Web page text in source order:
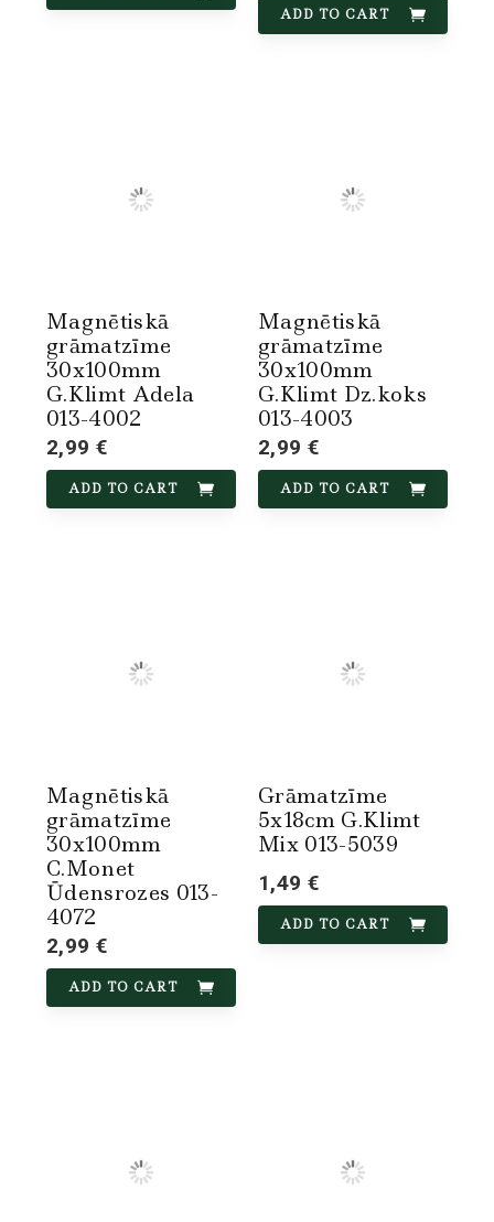
ADD TO CART
Magnētiskā
grāmatzīme
30x100mm
G.Klimt Adela
013-4002
2,99 €
ADD TO CART
Magnētiskā
grāmatzīme
30x100mm
G.Klimt Dz.koks
013-4003
2,99 €
ADD TO CART
Magnētiskā
grāmatzīme
30x100mm
C.Monet
Ūdensrozes 013-
4072
2,99 €
ADD TO CART
Grāmatzīme
5x18cm G.Klimt
Mix 013-5039
1,49 €
ADD TO CART